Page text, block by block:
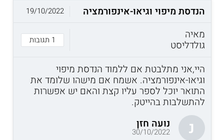
הנדסת מיפוי וגיאו-אינפורמציה
מאיה
גולדליסט 1 תגובות
19/10/2022
היי,אני מתלבטת אם ללמוד הנדסת מיפוי
וגיאו-אינפורמציה. אשמח אם מישהו שלומד את
התואר יוכל לספר עליו קצת והאם יש אפשרות
להתשלבות בהייטק.
נ נועה חזן
30/10/2022